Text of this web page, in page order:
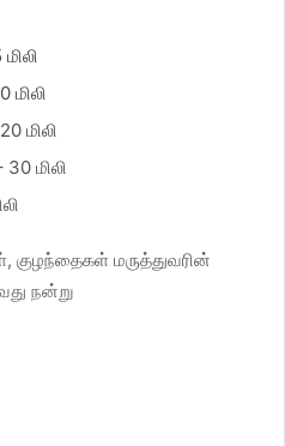
மிலி
மிலி
மிலி
மருத்துவரின்
நன்று